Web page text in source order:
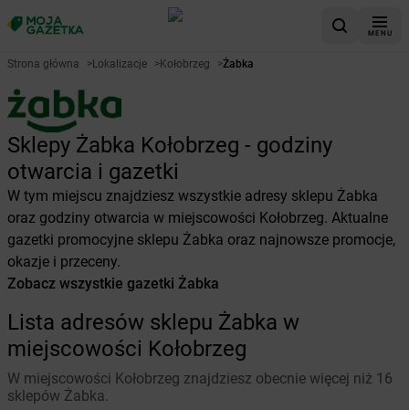
MENU
Strona główna >Lokalizacje >Kołobrzeg >Żabka
Sklepy Żabka Kołobrzeg - godziny
otwarcia i gazetki
W tym miejscu znajdziesz wszystkie adresy sklepu Żabka
oraz godziny otwarcia w miejscowości Kołobrzeg. Aktualne
gazetki promocyjne sklepu Żabka oraz najnowsze promocje,
okazje i przeceny.
Zobacz wszystkie gazetki Żabka
Lista adresów sklepu Żabka w
miejscowości Kołobrzeg
W miejscowości Kołobrzeg znajdziesz obecnie więcej niż 16
sklepów Żabka.